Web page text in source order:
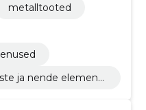
metalltooted
ja nende elementi